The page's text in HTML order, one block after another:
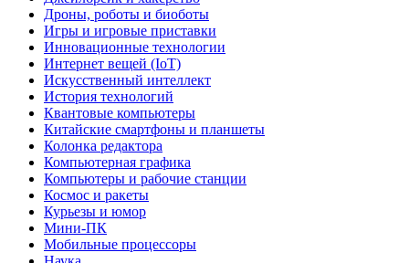
Дроны, роботы и биоботы
Игры и игровые приставки
Инновационные технологии
Интернет вещей (IoT)
Искусственный интеллект
История технологий
Квантовые компьютеры
Китайские смартфоны и планшеты
Колонка редактора
Компьютерная графика
Компьютеры и рабочие станции
Космос и ракеты
Курьезы и юмор
Мини-ПК
Мобильные процессоры